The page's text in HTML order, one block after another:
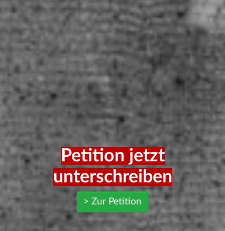
Petition jetzt
unterschreiben
> Zur Petition